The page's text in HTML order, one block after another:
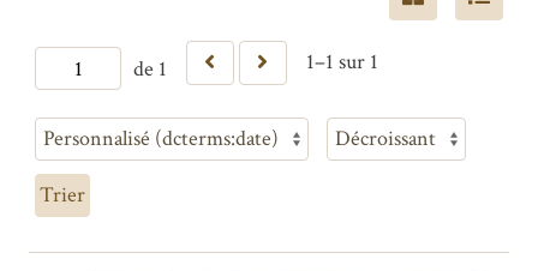
de 1 1–1 sur 1
Trier